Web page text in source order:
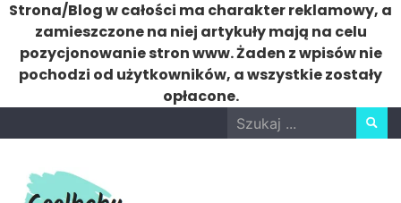
Strona/Blog w całości ma charakter reklamowy, a
zamieszczone na niej artykuły mają na celu
pozycjonowanie stron www. Żaden z wpisów nie
pochodzi od użytkowników, a wszystkie zostały
opłacone.
to
Search
for: